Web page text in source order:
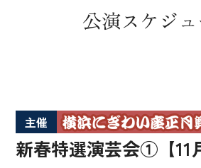
公演スケジ
主催
新春特選演芸会①【11